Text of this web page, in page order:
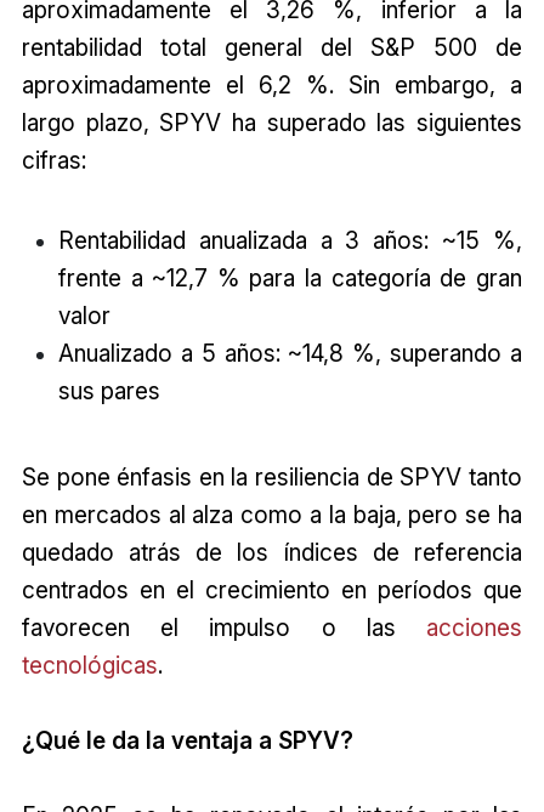
aproximadamente el 3,26 %, inferior a la
rentabilidad total general del S&P 500 de
aproximadamente el 6,2 %. Sin embargo, a
largo plazo, SPYV ha superado las siguientes
cifras:
Rentabilidad anualizada a 3 años: ~15 %,
frente a ~12,7 % para la categoría de gran
valor
Anualizado a 5 años: ~14,8 %, superando a
sus pares
Se pone énfasis en la resiliencia de SPYV tanto
en mercados al alza como a la baja, pero se ha
quedado atrás de los índices de referencia
centrados en el crecimiento en períodos que
favorecen el impulso o las acciones
tecnológicas.
¿Qué le da la ventaja a SPYV?